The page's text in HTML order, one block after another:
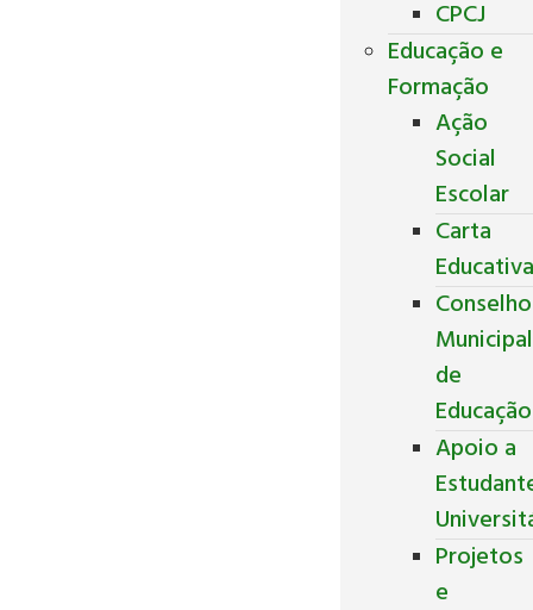
CPCJ
Educação e
Formação
Ação
Social
Escolar
Carta
Conselho
Municipal
de
Educação
Apoio a
Projetos
e